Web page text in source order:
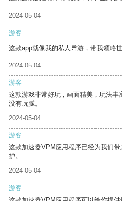
2024-05-04
游客
这款app就像我的私人导游，带我领略
2024-05-04
游客
这款游戏非常好玩，画面精美，玩法丰
没有玩腻。
2024-05-04
游客
这款加速器VPM应用程序已经为我们
护。
2024-05-04
游客